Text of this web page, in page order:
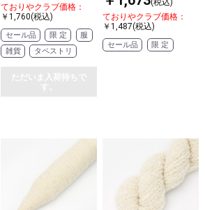
ておりやクラブ価格：
￥1,760(税込)
セール品 限 定
服
雑貨
タペストリ
(税込)
ておりやクラブ価格：
￥1,487(税込)
セール品 限 定